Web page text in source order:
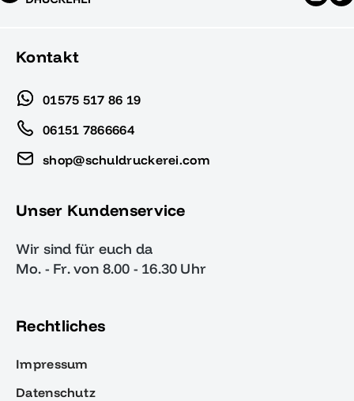
Kontakt
01575 517 86 19
06151 7866664
shop@schuldruckerei.com
Unser Kundenservice
Wir sind für euch da
Mo. - Fr. von 8.00 - 16.30 Uhr
Rechtliches
Impressum
Datenschutz